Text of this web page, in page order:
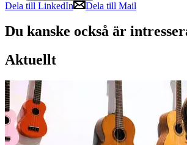
Dela till LinkedIn Dela till Mail
Du kanske också är
Aktuellt